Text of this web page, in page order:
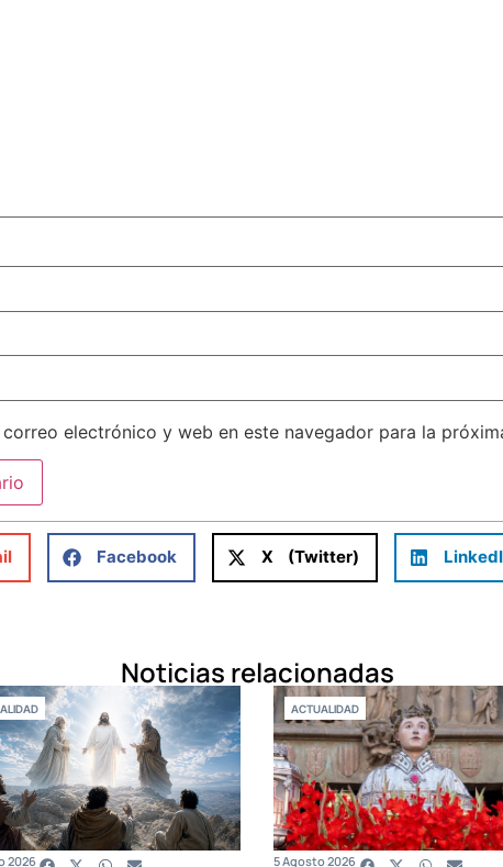
electrónico y web en este navegador para la
Facebook X (Twitter)
Noticias relacionadas
2026
ACTUALIDAD
5 Agosto 2026